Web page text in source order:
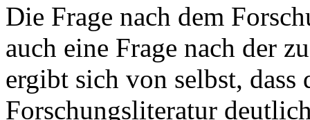
Die Frage nach dem
auch eine Frage nach der
ergibt sich von selbst, dass
Forschungsliteratur